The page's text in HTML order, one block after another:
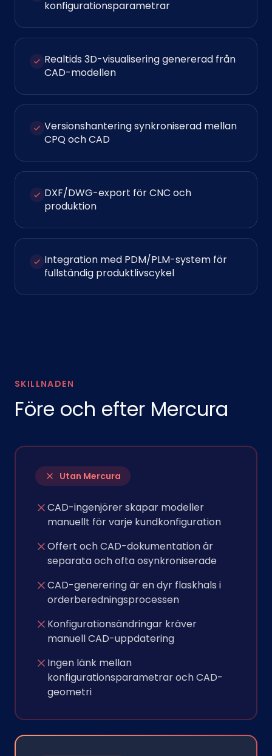
konfigurationsparametrar
Realtids 3D-visualisering genererad från
CAD-modellen
Versionshantering synkroniserad mellan
CPQ och CAD
DXF/DWG-export för CNC och
produktion
Integration med PDM/PLM-system för
fullständig produktlivscykel
SKILLNADEN
Före och efter Mercura
Utan Mercura
CAD-ingenjörer skapar modeller
manuellt för varje kundkonfiguration
Offert och CAD-dokumentation är
separata och ofta osynkroniserade
CAD-generering är en dyr flaskhals i
orderberedningsprocessen
Konfigurationsändringar kräver
manuell CAD-uppdatering
Ingen länk mellan
konfigurationsparametrar och CAD-
geometri